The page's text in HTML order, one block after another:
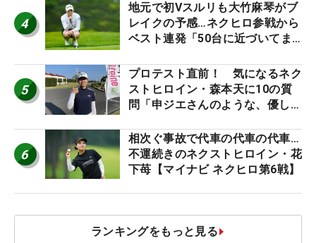
4
地元で初Vスルリも大竹麻琴がブ
レイクの予感…ネクヒロ参戦から
ベスト連発「50台に近づいてま
戦】
5
プロテスト直前！ 気になるネク
ストヒロイン・森本天に10の質
問「申ジエさんのような、優しく
になりたいです」
6
相次ぐ事故で代車の代車の代車…
不運続きのネクストヒロイン・花
下苺【マイナビ ネクヒロ第6戦】
ランキングをもっと見る